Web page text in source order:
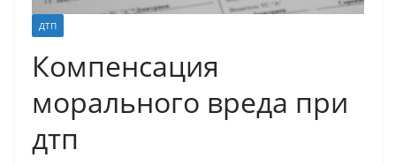
ДТП
Компенсация
морального вреда при
дтп